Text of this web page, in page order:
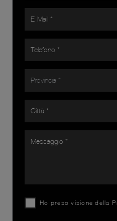
Ho preso visione della